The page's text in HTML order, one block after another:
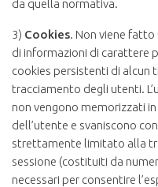
da quella normativa.
3) Cookies. Non viene fatto
di informazioni di carattere
cookies persistenti di alcun
tracciamento degli utenti.
non vengono memorizzati
dell’utente e svaniscono
strettamente limitato alla
sessione (costituiti da
necessari per consentire